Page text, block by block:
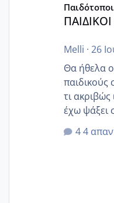
Melli · 26
Θα ήθελα
τι ακριβώς
έχω ψάξει
ότι το
δίδακτρα
4